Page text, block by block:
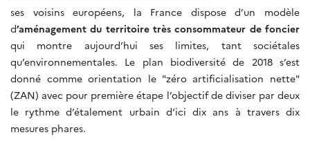
ses voisins européens, la France dispose d’un modèle
d’aménagement du territoire très consommateur de foncier
qui montre aujourd’hui ses limites, tant sociétales
qu’environnementales. Le plan biodiversité de 2018 s’est
donné comme orientation le "zéro artificialisation nette"
(ZAN) avec pour première étape l’objectif de diviser par deux
le rythme d’étalement urbain d’ici dix ans à travers dix
mesures phares.